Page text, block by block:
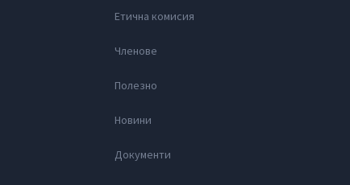
Етична комисия
Членове
Полезно
Новини
Документи